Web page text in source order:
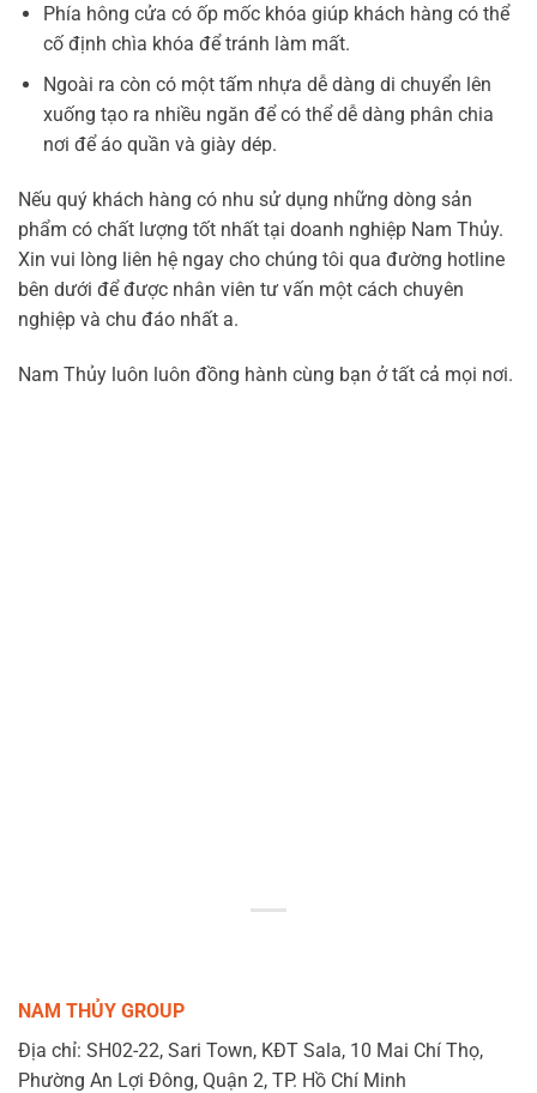
Phía hông cửa có ốp mốc khóa giúp khách hàng có thể
cố định chìa khóa để tránh làm mất.
Ngoài ra còn có một tấm nhựa dễ dàng di chuyển lên
xuống tạo ra nhiều ngăn để có thể dễ dàng phân chia
nơi để áo quần và giày dép.
Nếu quý khách hàng có nhu sử dụng những dòng sản
phẩm có chất lượng tốt nhất tại doanh nghiệp Nam Thủy.
Xin vui lòng liên hệ ngay cho chúng tôi qua đường hotline
bên dưới để được nhân viên tư vấn một cách chuyên
nghiệp và chu đáo nhất a.
Nam Thủy luôn luôn đồng hành cùng bạn ở tất cả mọi nơi.
NAM THỦY GROUP
Địa chỉ: SH02-22, Sari Town, KĐT Sala, 10 Mai Chí Thọ,
Phường An Lợi Đông, Quận 2, TP. Hồ Chí Minh